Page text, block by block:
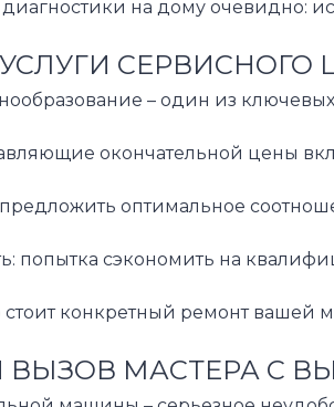
на дому очевидно:
СЕРВИСНОГО
– один из
окончательной цены
оптимальное
попытка сэкономить на
стоит конкретный ремонт вашей
ВЫЗОВ МАСТЕРА С